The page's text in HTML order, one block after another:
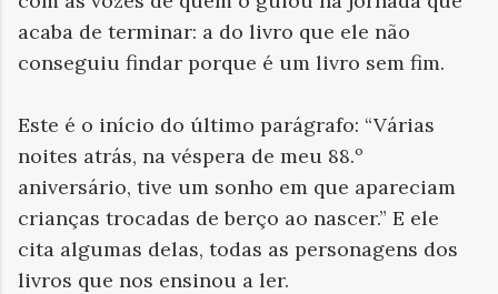
acaba de terminar: a do livro que ele não
conseguiu findar porque é um livro sem fim.
Este é o início do último parágrafo: “Várias
noites atrás, na véspera de meu 88.º
aniversário, tive um sonho em que apareciam
crianças trocadas de berço ao nascer.” E ele
cita algumas delas, todas as personagens dos
livros que nos ensinou a ler.